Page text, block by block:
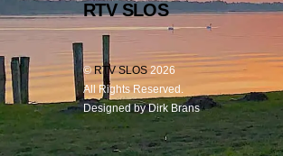
RTV SLOS
©RTV SLOS 2026
All Rights Reserved.
Designed by Dirk Brans